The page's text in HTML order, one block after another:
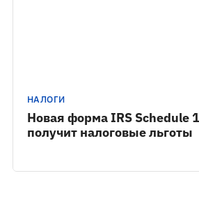
НАЛОГИ
Новая форма IRS Schedule
получит налоговые льготы